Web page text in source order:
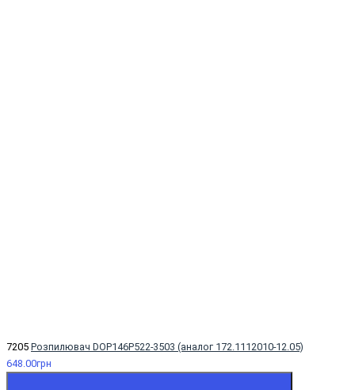
7205 Розпилювач DOP146P522-3503 (аналог 172.1112010-12.05)
648.00грн